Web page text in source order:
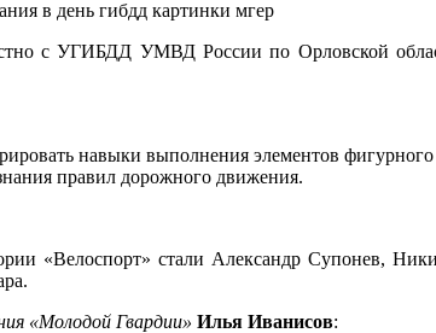
с УГИБДД УМВД России по Орловской
навыки выполнения элементов
правил дорожного движения.
«Велоспорт» стали Александр Супонев,
«Молодой Гвардии» Илья Иванисов: